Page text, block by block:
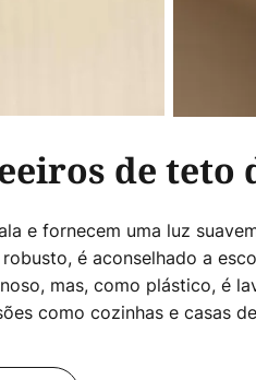
de teto
e fornecem uma luz
é aconselhado a
mas, como plástico, é
como cozinhas e casas